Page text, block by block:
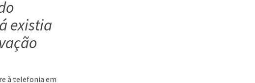
existia
à telefonia em